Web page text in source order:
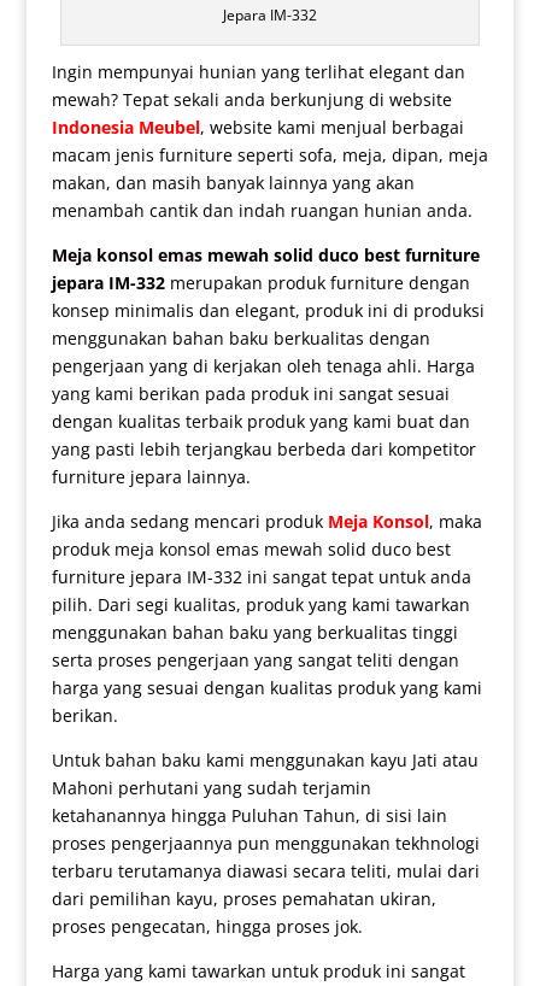
Jepara IM-332
Ingin mempunyai hunian yang terlihat elegant dan
mewah? Tepat sekali anda berkunjung di website
Indonesia Meubel, website kami menjual berbagai
macam jenis furniture seperti sofa, meja, dipan, meja
makan, dan masih banyak lainnya yang akan
menambah cantik dan indah ruangan hunian anda.
Meja konsol emasmewah solid duco best furniture
jepara IM-332merupakan produk furniture dengan
konsep minimalis dan elegant, produk ini di produksi
menggunakan bahan baku berkualitas dengan
pengerjaan yang di kerjakan oleh tenaga ahli. Harga
yang kami berikan pada produk ini sangat sesuai
dengan kualitas terbaik produk yang kami buat dan
yang pasti lebih terjangkau berbeda dari kompetitor
furniture jepara lainnya.
Jika anda sedang mencari produk Meja Konsol, maka
produk meja konsol emas mewah solid duco best
furniture jepara IM-332 ini sangat tepat untuk anda
pilih. Dari segi kualitas, produk yang kami tawarkan
menggunakan bahan baku yang berkualitas tinggi
serta proses pengerjaan yang sangat teliti dengan
harga yang sesuai dengan kualitas produk yang kami
berikan.
Untuk bahan baku kami menggunakan kayu Jati atau
Mahoni perhutani yang sudah terjamin
ketahanannya hingga Puluhan Tahun, di sisi lain
proses pengerjaannya pun menggunakan tekhnologi
terbaru terutamanya diawasi secara teliti, mulai dari
dari pemilihan kayu, proses pemahatan ukiran,
proses pengecatan, hingga proses jok.
Harga yang kami tawarkan untuk produk ini sangat